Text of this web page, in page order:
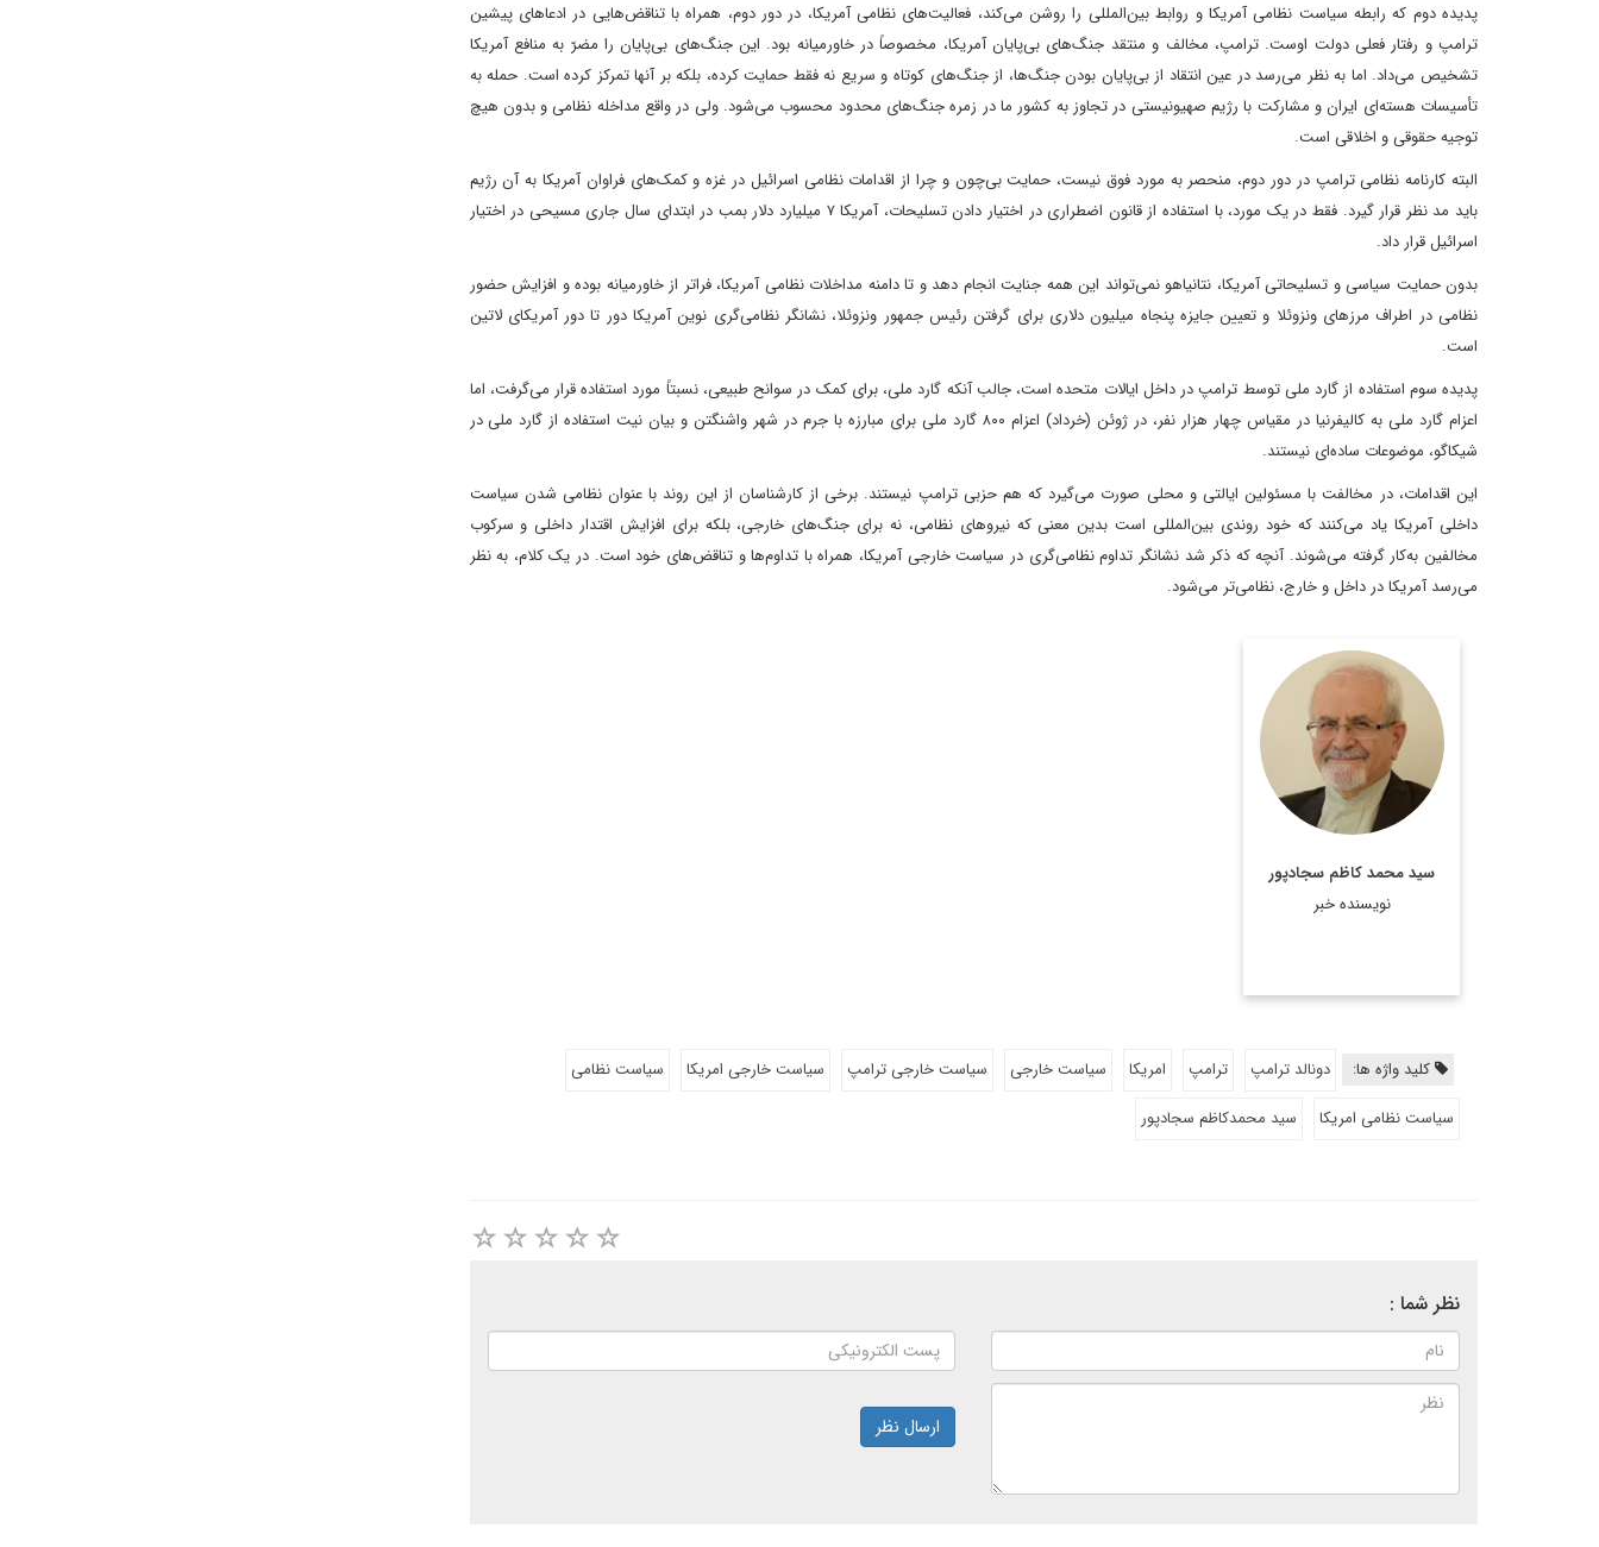
پدیده دوم که رابطه سیاست نظامی آمریکا و روابط بین‌المللی را روشن می‌کند، فعالیت‌های نظامی آمریکا، در دور دوم، همراه با تناقض‌هایی در ادعاهای پیشین
ترامپ و رفتار فعلی دولت اوست. ترامپ، مخالف و منتقد جنگ‌های بی‌پایان آمریکا، مخصوصاً در خاورمیانه بود. این جنگ‌های بی‌پایان را مضرّ به منافع آمریکا
تشخیص می‌داد. اما به نظر می‌رسد در عین انتقاد از بی‌پایان بودن جنگ‌ها، از جنگ‌های کوتاه و سریع نه فقط حمایت کرده، بلکه بر آنها تمرکز کرده است. حمله به
تأسیسات هسته‌ای ایران و مشارکت با رژیم صهیونیستی در تجاوز به کشور ما در زمره جنگ‌های محدود محسوب می‌شود. ولی در واقع مداخله نظامی و بدون هیچ
توجیه حقوقی و اخلاقی است.
البته کارنامه نظامی ترامپ در دور دوم، منحصر به مورد فوق نیست، حمایت بی‌چون و چرا از اقدامات نظامی اسرائیل در غزه و کمک‌های فراوان آمریکا به آن رژیم
باید مد نظر قرار گیرد. فقط در یک مورد، با استفاده از قانون اضطراری در اختیار دادن تسلیحات، آمریکا ۷ میلیارد دلار بمب در ابتدای سال جاری مسیحی در اختیار
اسرائیل قرار داد.
بدون حمایت سیاسی و تسلیحاتی آمریکا، نتانیاهو نمی‌تواند این همه جنایت انجام دهد و تا دامنه مداخلات نظامی آمریکا،‌ فراتر از خاورمیانه بوده و افزایش حضور
نظامی در اطراف مرزهای ونزوئلا و تعیین جایزه پنجاه میلیون دلاری برای گرفتن رئیس جمهور ونزوئلا، نشانگر نظامی‌گری نوین آمریکا دور تا دور آمریکای لاتین
است.
پدیده سوم استفاده از گارد ملی توسط ترامپ در داخل ایالات متحده است، جالب آنکه گارد ملی، برای کمک در سوانح طبیعی، نسبتاً مورد استفاده قرار می‌گرفت، اما
اعزام گارد ملی به کالیفرنیا در مقیاس چهار هزار نفر، در ژوئن (خرداد) اعزام ۸۰۰ گارد ملی برای مبارزه با جرم در شهر واشنگتن و بیان نیت استفاده از گارد ملی در
شیکاگو، موضوعات ساده‌ای نیستند.
این اقدامات، در مخالفت با مسئولین ایالتی و محلی صورت می‌گیرد که هم حزبی ترامپ نیستند. برخی از کارشناسان از این روند با عنوان نظامی شدن سیاست
داخلی آمریکا یاد می‌کنند که خود روندی بین‌المللی است بدین معنی که نیروهای نظامی، نه برای جنگ‌های خارجی، بلکه برای افزایش اقتدار داخلی و سرکوب
مخالفین به‌کار گرفته می‌شوند. آنچه که ذکر شد نشانگر تداوم نظامی‌گری در سیاست خارجی آمریکا، همراه با تداوم‌ها و تناقض‌های خود است. در یک کلام، به نظر
می‌رسد آمریکا در داخل و خارج، نظامی‌تر می‌شود.
سید محمد کاظم سجادپور
نویسنده خبر
رئیس پیشین مرکز
مطالعات سیاسی و
بین‌المللی وزارت امور
خارجه، دیپلمات ایرانی،
استاد تمام در رشته روابط
علمی دانشکده روابط
بین‌الملل وزارت امور خارجه
کلید واژه ها: دونالد ترامپ ترامپ امریکا سیاست خارجی سیاست خارجی ترامپ سیاست خارجی امریکا
سیاست نظامی
سیاست نظامی امریکا
سید محمدکاظم سجادپور
نظر شما :
ارسال نظر